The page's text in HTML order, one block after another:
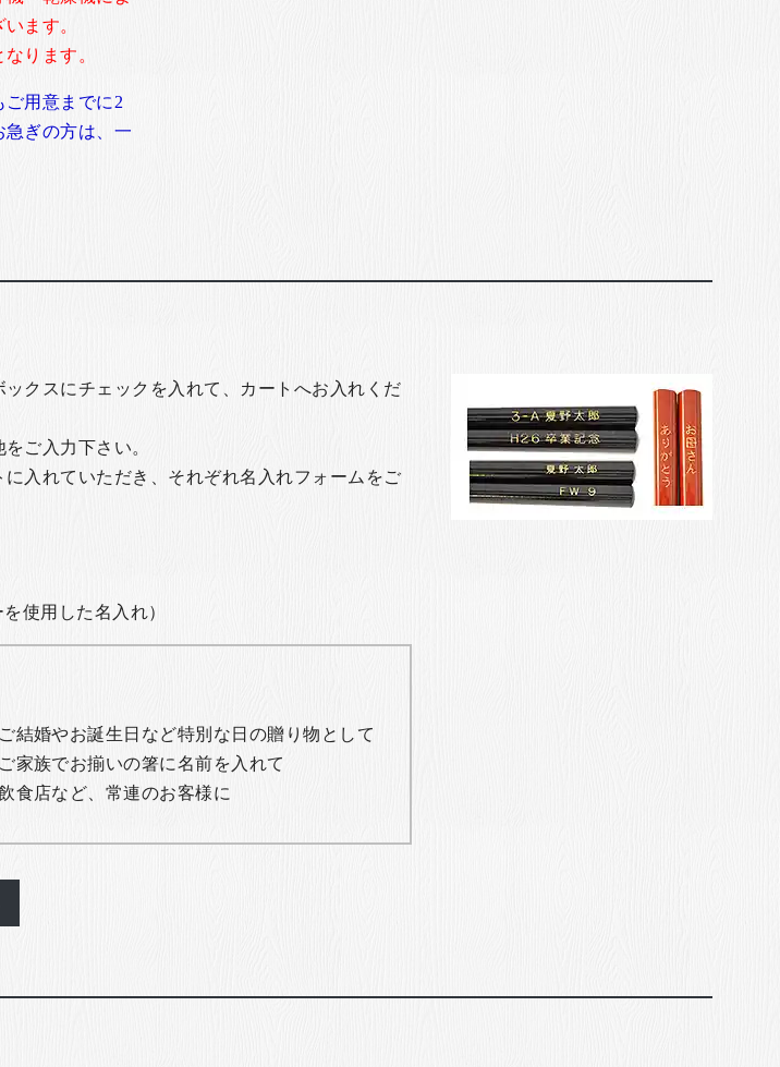
ます。
ります。
用意までに2
ぎの方は、一
クスにチェックを入れて、カートへお入れくだ
ご入力下さい。
入れていただき、それぞれ名入れフォームをご
を使用した名入れ）
ご結婚やお誕生日など特別な日の贈り物として
ご家族でお揃いの箸に名前を入れて
食店など、常連のお客様に